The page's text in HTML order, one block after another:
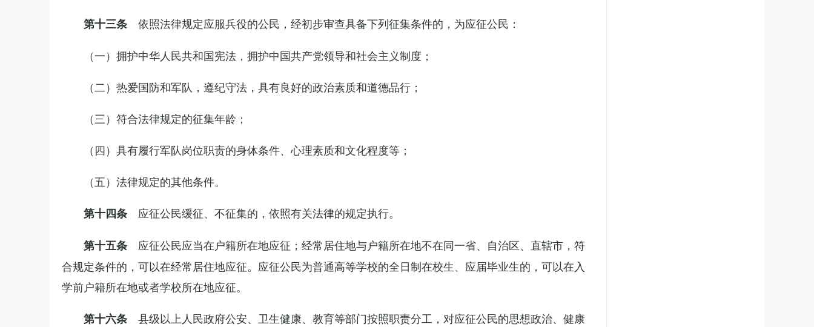
第十三条 依照法律规定应服兵役的公民，经初步审查具备下列征集条件的，为应征公民：
（一）拥护中华人民共和国宪法，拥护中国共产党领导和社会主义制度；
（二）热爱国防和军队，遵纪守法，具有良好的政治素质和道德品行；
（三）符合法律规定的征集年龄；
（四）具有履行军队岗位职责的身体条件、心理素质和文化程度等；
（五）法律规定的其他条件。
第十四条 应征公民缓征、不征集的，依照有关法律的规定执行。
第十五条 应征公民应当在户籍所在地应征；经常居住地与户籍所在地不在同一省、自治区、直辖市，符
合规定条件的，可以在经常居住地应征。应征公民为普通高等学校的全日制在校生、应届毕业生的，可以在入
学前户籍所在地或者学校所在地应征。
第十六条 县级以上人民政府公安、卫生健康、教育等部门按照职责分工，对应征公民的思想政治、健康